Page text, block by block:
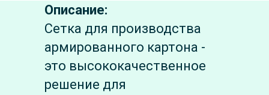
Описание:
Сетка для производства
армированного картона -
это высококачественное
решение для